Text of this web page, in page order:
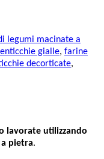
legumi macinate a
gialle, farine
decorticate,
lavorate utilizzando
a pietra.